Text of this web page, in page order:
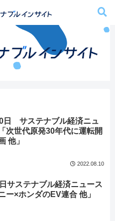
日 サステナブル経済ニュ
次世代原発30年代に運転開
他」
2022.08.10
サステナブル経済ニュース
ー×ホンダのEV連合 他」